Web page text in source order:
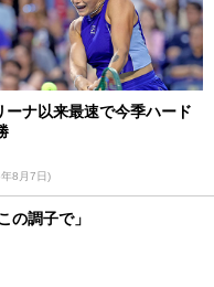
ーナ以来最速で今季ハード
8月7日)
の調子で」